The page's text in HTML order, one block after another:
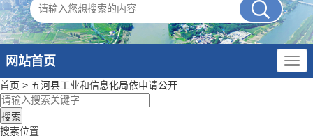
网站首页
首页 > 五河县工业和信息化局依申请公开
搜索位置